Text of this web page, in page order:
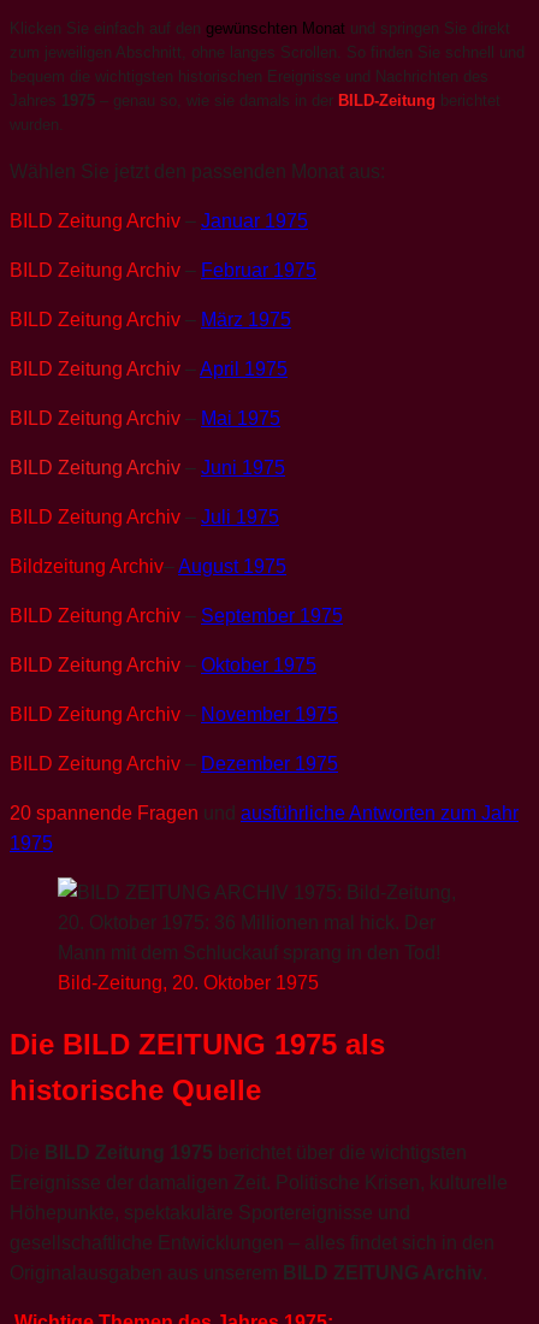
Klicken Sie einfach auf den gewünschten Monat und springen Sie direkt
zum jeweiligen Abschnitt, ohne langes Scrollen. So finden Sie schnell und
bequem die wichtigsten historischen Ereignisse und Nachrichten des
Jahres 1975 – genau so, wie sie damals in der BILD-Zeitung berichtet
wurden.
Wählen Sie jetzt den passenden Monat aus:
BILD Zeitung Archiv – Januar 1975
BILD Zeitung Archiv – Februar 1975
BILD Zeitung Archiv – März 1975
BILD Zeitung Archiv –April 1975
BILD Zeitung Archiv – Mai 1975
BILD Zeitung Archiv – Juni 1975
BILD Zeitung Archiv – Juli 1975
Bildzeitung Archiv–August 1975
BILD Zeitung Archiv – September 1975
BILD Zeitung Archiv – Oktober 1975
BILD Zeitung Archiv – November 1975
BILD Zeitung Archiv – Dezember 1975
20 spannende Fragen und ausführliche Antworten zum Jahr
1975
Bild-Zeitung, 20. Oktober 1975
Die BILD ZEITUNG 1975 als
historische Quelle
Die BILD Zeitung 1975 berichtet über die wichtigsten
Ereignisse der damaligen Zeit. Politische Krisen, kulturelle
Höhepunkte, spektakuläre Sportereignisse und
gesellschaftliche Entwicklungen – alles findet sich in den
Originalausgaben aus unserem BILD ZEITUNG Archiv.